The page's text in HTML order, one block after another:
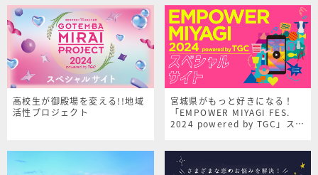
高校生が御殿場を変える!!地域
活性プロジェクト
宮城県がもっと好きになる！
「EMPOWER MIYAGI FES.
2024 powered by TGC」スペ